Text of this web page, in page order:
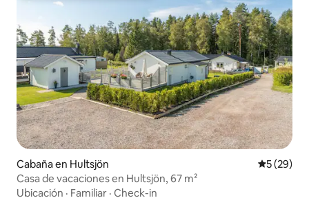
Cabaña en Hultsjön
5 (29)
Casa de vacaciones en Hultsjön, 67 m²
Ubicación · Familiar · Check-in